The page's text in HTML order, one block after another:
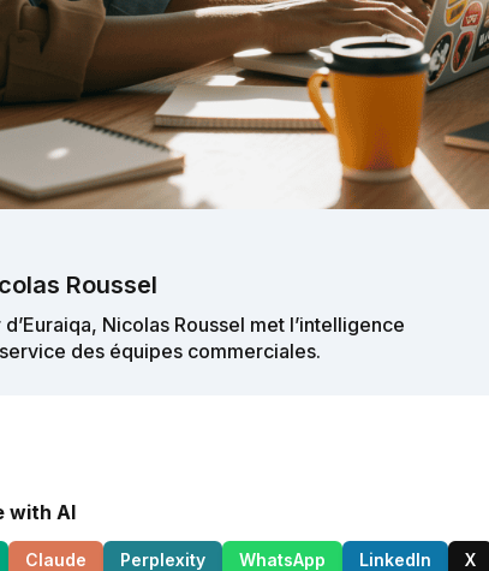
Roussel
Nicolas Roussel met l’intelligence
des équipes commerciales.
with AI
Claude Perplexity WhatsApp LinkedIn X